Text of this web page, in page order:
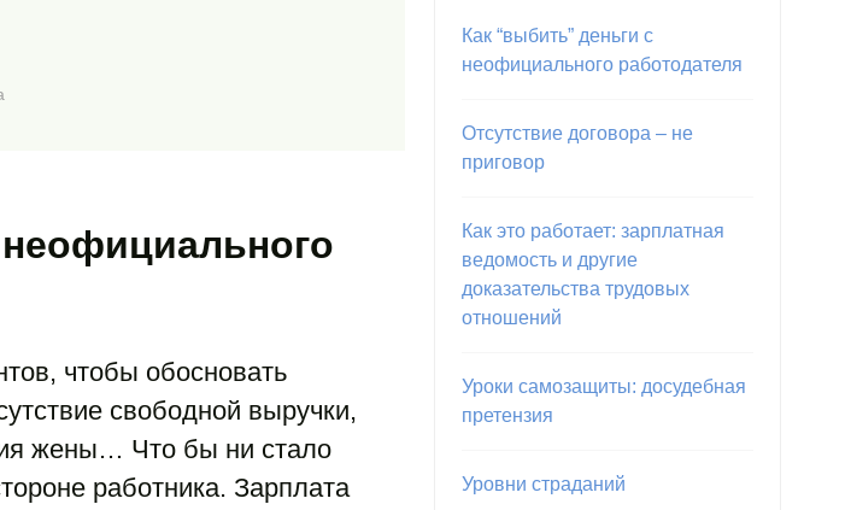
чтобы обосновать
свободной выручки,
жены… Что бы ни стало
работника. Зарплата
Как “выбить” деньги с
неофициального работодателя
Отсутствие договора – не
приговор
Как это работает: зарплатная
ведомость и другие
доказательства трудовых
отношений
Уроки самозащиты: досудебная
претензия
Уровни страданий